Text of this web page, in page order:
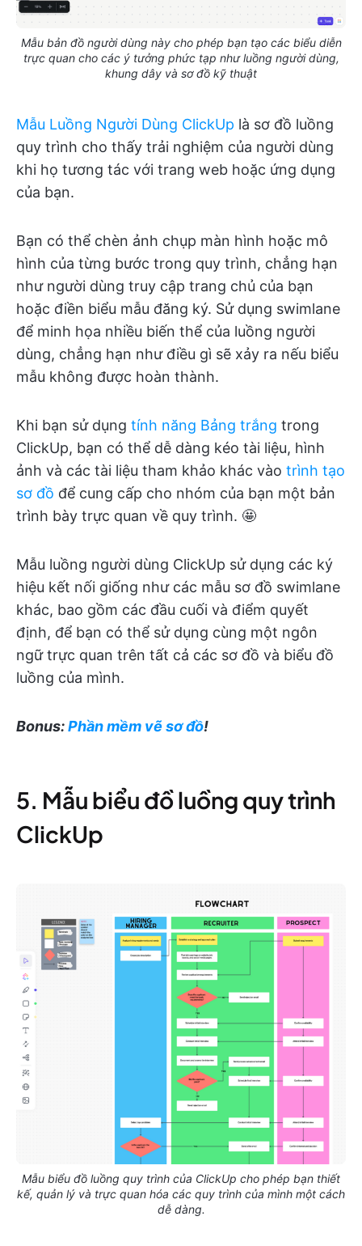
Mẫu bản đồ người dùng này cho phép bạn tạo các biểu diễn
trực quan cho các ý tưởng phức tạp như luồng người dùng,
khung dây và sơ đồ kỹ thuật
Mẫu Luồng Người Dùng ClickUp là sơ đồ luồng
quy trình cho thấy trải nghiệm của người dùng
khi họ tương tác với trang web hoặc ứng dụng
của bạn.
Bạn có thể chèn ảnh chụp màn hình hoặc mô
hình của từng bước trong quy trình, chẳng hạn
như người dùng truy cập trang chủ của bạn
hoặc điền biểu mẫu đăng ký. Sử dụng swimlane
để minh họa nhiều biến thể của luồng người
dùng, chẳng hạn như điều gì sẽ xảy ra nếu biểu
mẫu không được hoàn thành.
Khi bạn sử dụng tính năng Bảng trắng trong
ClickUp, bạn có thể dễ dàng kéo tài liệu, hình
ảnh và các tài liệu tham khảo khác vào trình tạo
sơ đồ để cung cấp cho nhóm của bạn một bản
trình bày trực quan về quy trình. 🤩
Mẫu luồng người dùng ClickUp sử dụng các ký
hiệu kết nối giống như các mẫu sơ đồ swimlane
khác, bao gồm các đầu cuối và điểm quyết
định, để bạn có thể sử dụng cùng một ngôn
ngữ trực quan trên tất cả các sơ đồ và biểu đồ
luồng của mình.
Bonus:Phần mềm vẽ sơ đồ!
5. Mẫu biểu đồ luồng quy trình
ClickUp
Mẫu biểu đồ luồng quy trình của ClickUp cho phép bạn thiết
kế, quản lý và trực quan hóa các quy trình của mình một cách
dễ dàng.